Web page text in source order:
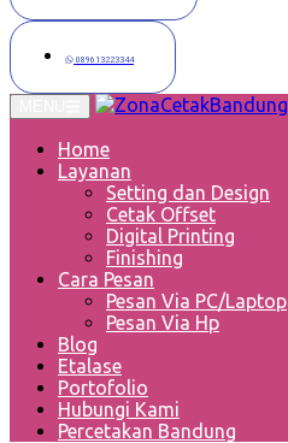
089613223344
Home
Layanan
Setting dan Design
Cetak Offset
Digital Printing
Finishing
Cara Pesan
Pesan Via PC/Laptop
Pesan Via Hp
Blog
Etalase
Portofolio
Hubungi Kami
Percetakan Bandung